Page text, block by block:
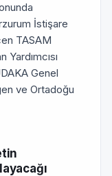
İstişare
TASAM
Genel
ve Ortadoğu